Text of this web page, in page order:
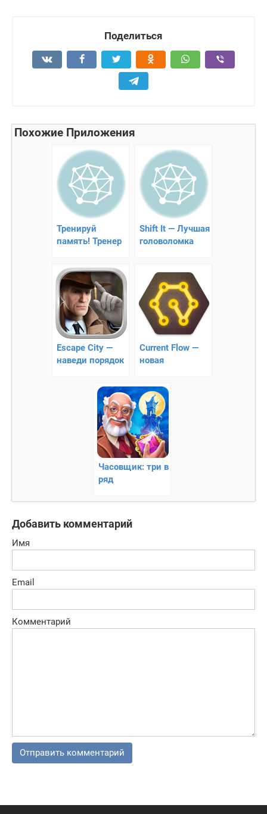
Поделиться
Похожие Приложения
Тренируй
память! Тренер
Shift It — Лучшая
головоломка
Escape City —
наведи порядок
Current Flow —
новая
Часовщик: три в
ряд
Добавить комментарий
Имя
Email
Комментарий